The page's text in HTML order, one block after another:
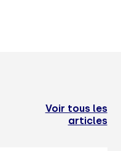
Voir tous les
articles